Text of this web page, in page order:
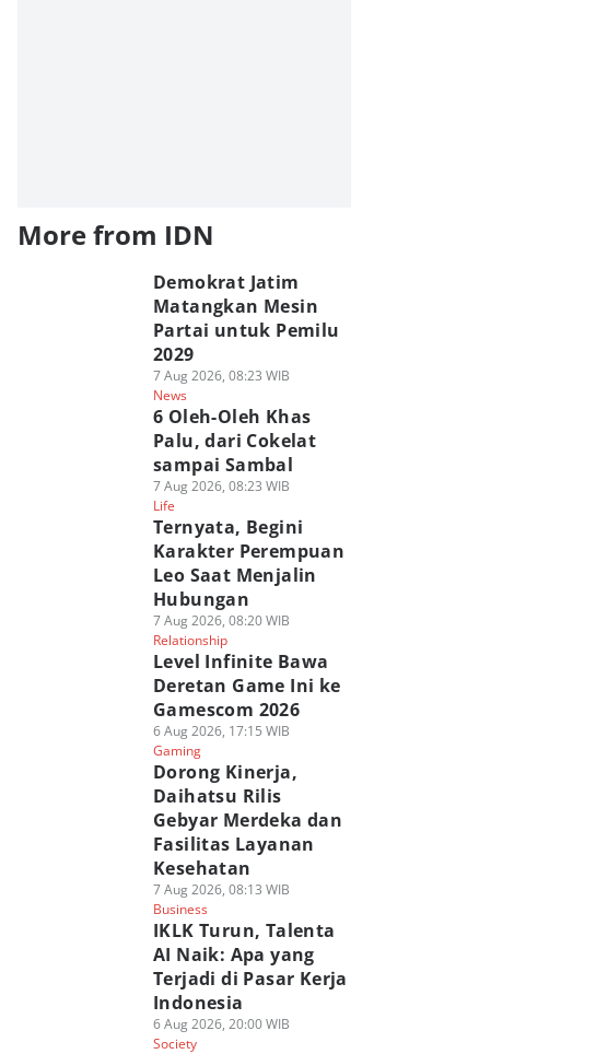
More from IDN
Demokrat Jatim
Matangkan Mesin
Partai untuk Pemilu
2029
7 Aug 2026, 08:23 WIB
News
6 Oleh-Oleh Khas
Palu, dari Cokelat
sampai Sambal
7 Aug 2026, 08:23 WIB
Life
Ternyata, Begini
Karakter Perempuan
Leo Saat Menjalin
Hubungan
7 Aug 2026, 08:20 WIB
Relationship
Level Infinite Bawa
Deretan Game Ini ke
Gamescom 2026
6 Aug 2026, 17:15 WIB
Gaming
Dorong Kinerja,
Daihatsu Rilis
Gebyar Merdeka dan
Fasilitas Layanan
Kesehatan
7 Aug 2026, 08:13 WIB
Business
IKLK Turun, Talenta
AI Naik: Apa yang
Terjadi di Pasar Kerja
Indonesia
6 Aug 2026, 20:00 WIB
Society